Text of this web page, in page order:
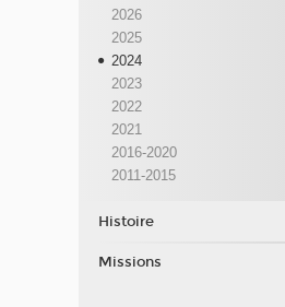
2026
2025
2024
2023
2022
2021
2016-2020
2011-2015
Histoire
Missions